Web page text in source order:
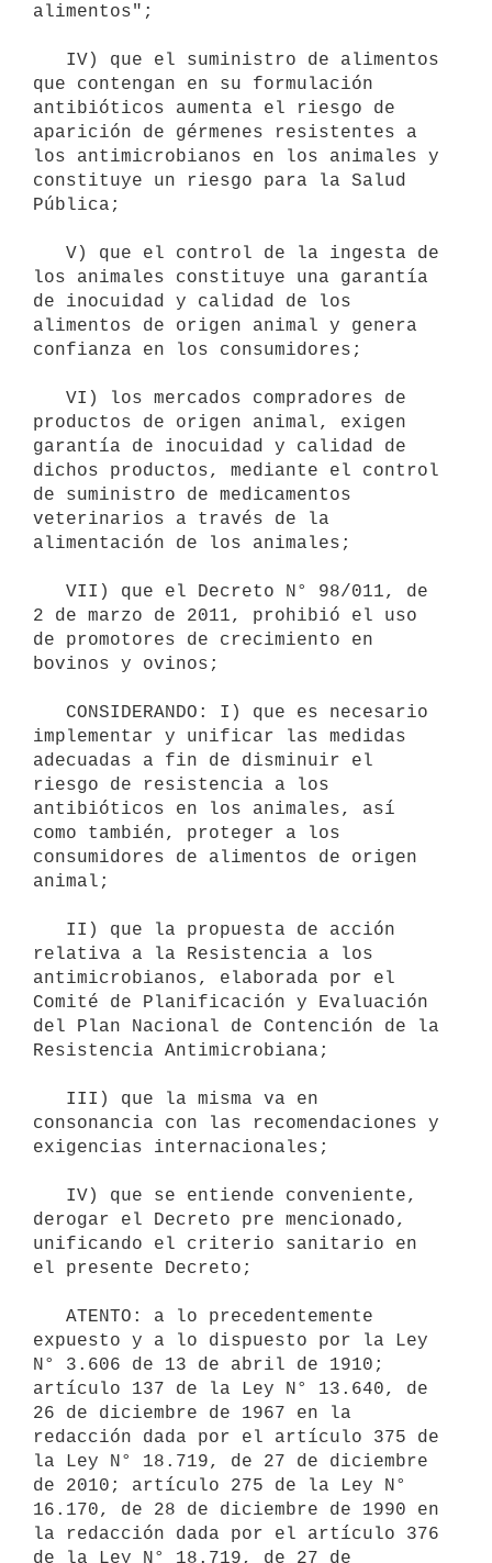
alimentos";
que contengan en su formulación
antibióticos aumenta el riesgo de
aparición de gérmenes resistentes a
los antimicrobianos en los animales y
constituye un riesgo para la Salud
Pública;
los animales constituye una garantía
de inocuidad y calidad de los
alimentos de origen animal y genera
confianza en los consumidores;
productos de origen animal, exigen
garantía de inocuidad y calidad de
dichos productos, mediante el control
de suministro de medicamentos
veterinarios a través de la
alimentación de los animales;
2 de marzo de 2011, prohibió el uso
de promotores de crecimiento en
bovinos y ovinos;
implementar y unificar las medidas
adecuadas a fin de disminuir el
riesgo de resistencia a los
antibióticos en los animales, así
como también, proteger a los
consumidores de alimentos de origen
animal;
relativa a la Resistencia a los
antimicrobianos, elaborada por el
Comité de Planificación y Evaluación
del Plan Nacional de Contención de la
Resistencia Antimicrobiana;
consonancia con las recomendaciones y
exigencias internacionales;
derogar el Decreto pre mencionado,
unificando el criterio sanitario en
el presente Decreto;
expuesto y a lo dispuesto por la Ley
N° 3.606 de 13 de abril de 1910;
artículo 137 de la Ley N° 13.640, de
26 de diciembre de 1967 en la
redacción dada por el artículo 375 de
la Ley N° 18.719, de 27 de diciembre
de 2010; artículo 275 de la Ley N°
16.170, de 28 de diciembre de 1990 en
la redacción dada por el artículo 376
de la Ley N° 18.719, de 27 de